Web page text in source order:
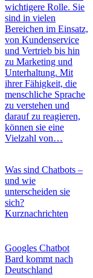
wichtigere Rolle. Sie
sind in vielen
Bereichen im Einsatz,
von Kundenservice
und Vertrieb bis hin
zu Marketing und
Unterhaltung. Mit
ihrer Fähigkeit, die
menschliche Sprache
zu verstehen und
darauf zu reagieren,
können sie eine
Vielzahl von…
Was sind Chatbots –
und wie
unterscheiden sie
sich?
Kurznachrichten
Googles Chatbot
Bard kommt nach
Deutschland